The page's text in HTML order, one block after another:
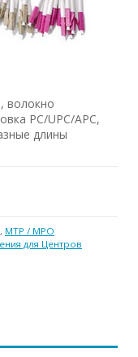
волокно
PC/UPC/APC,
длины
, MTP / MPO
для Центров